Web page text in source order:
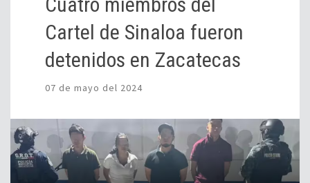
Cartel de Sinaloa fueron
detenidos en Zacatecas
07 de mayo del 2024